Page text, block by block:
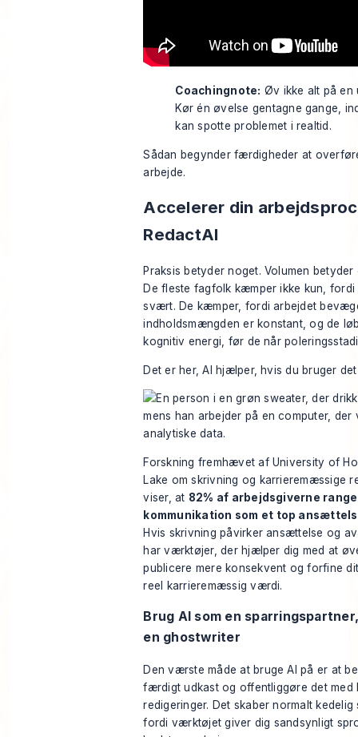
Coachingnote: Øv ikke alt på en
Kør én øvelse gentagne gange,
kan spotte problemet i realtid.
Sådan begynder færdigheder at
arbejde.
Accelerer din
RedactAI
Praksis betyder noget. Volumen
De fleste fagfolk kæmper ikke kun, fordi
svært. De kæmper, fordi arbejdet
indholdsmængden er konstant, og de
kognitiv energi, før de når
Det er her, AI hjælper, hvis du bruger
Forskning fremhævet af University of
Lake om skrivning og karrieremæssige
viser, at 82% af arbejdsgiverne
kommunikation som et top
Hvis skrivning påvirker ansættelse og
har værktøjer, der hjælper dig med at
publicere mere konsekvent og forfine
reel karrieremæssig værdi.
Brug AI som en
en ghostwriter
Den værste måde at bruge AI på er at
færdigt udkast og offentliggøre det med
redigeringer. Det skaber normalt kedelig
fordi værktøjet giver dig sandsynligt